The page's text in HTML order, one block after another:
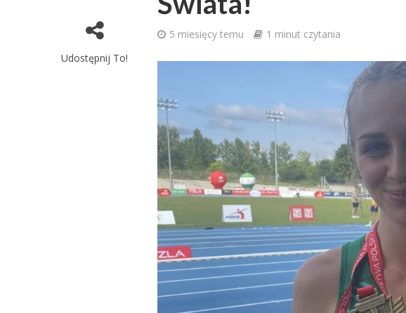
Udostępnij To!
5 miesięcy temu 1 minut czytania